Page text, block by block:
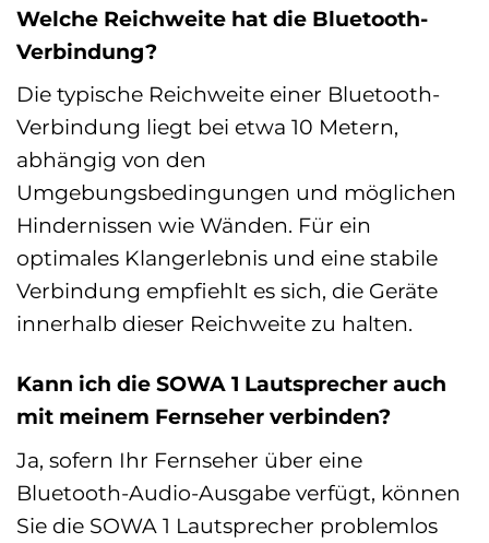
Welche Reichweite hat die Bluetooth-
Verbindung?
Die typische Reichweite einer Bluetooth-
Verbindung liegt bei etwa 10 Metern,
abhängig von den
Umgebungsbedingungen und möglichen
Hindernissen wie Wänden. Für ein
optimales Klangerlebnis und eine stabile
Verbindung empfiehlt es sich, die Geräte
innerhalb dieser Reichweite zu halten.
Kann ich die SOWA 1 Lautsprecher auch
mit meinem Fernseher verbinden?
Ja, sofern Ihr Fernseher über eine
Bluetooth-Audio-Ausgabe verfügt, können
Sie die SOWA 1 Lautsprecher problemlos